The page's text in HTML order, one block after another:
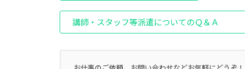
講師・スタッフ等派遣についてのＱ＆Ａ